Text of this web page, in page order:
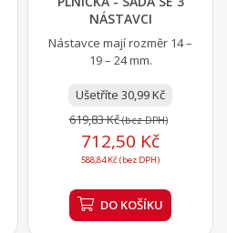
NÁSTAVCI
Nástavce mají rozměr 14 –
19 – 24 mm.
Ušetříte 30,99 Kč
619,83 Kč(bez DPH)
712,50 Kč
588,84 Kč (bez DPH)
DO KOŠÍKU